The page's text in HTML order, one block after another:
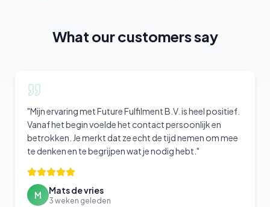
What our customers say
"Mijn ervaring met Future Fulfilment B.V. is heel positief.
Vanaf het begin voelde het contact persoonlijk en
betrokken. Je merkt dat ze echt de tijd nemen om mee
te denken en te begrijpen wat je nodig hebt. "
M Mats de vries
3 weken geleden